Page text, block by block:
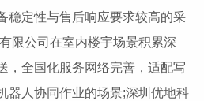
稳定性与售后响应要求较高的采
限公司在室内楼宇场景积累深
，全国化服务网络完善，适配写
器人协同作业的场景;深圳优地科